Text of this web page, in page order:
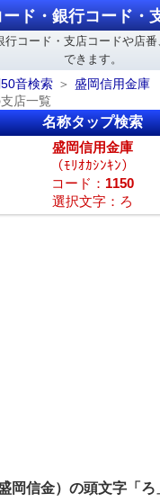
ド・銀行コード・
行コード・支店コードや店
できます。
音検索
盛岡信用金庫
店一覧
名称タップ検索
盛岡信用金庫
（ﾓﾘｵｶｼﾝｷﾝ）
コード： 1150
選択文字：ろ
岡信金）の頭文字「ろ